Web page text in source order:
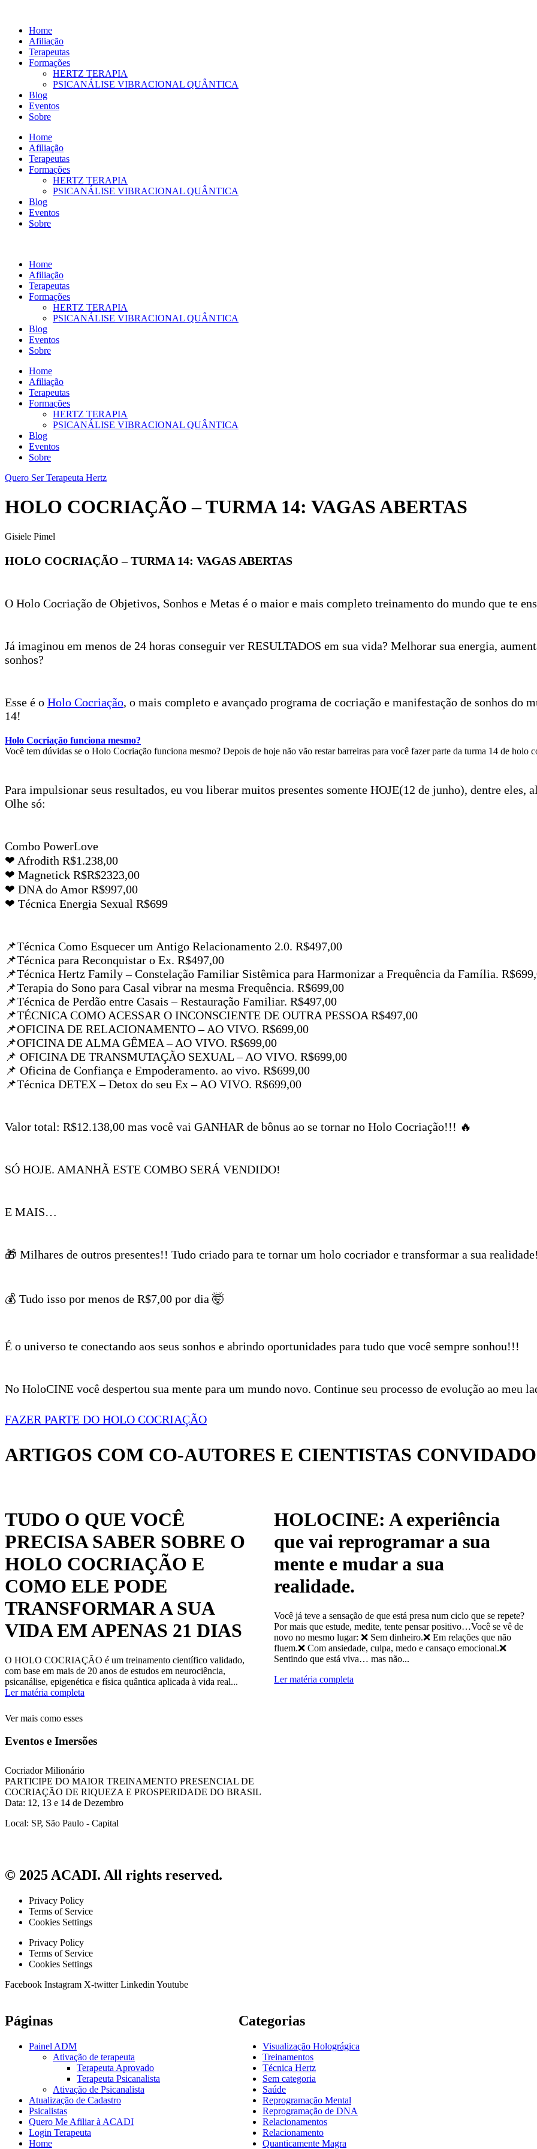
conteúdo
Home
Afiliação
Terapeutas
Formações
HERTZ TERAPIA
PSICANÁLISE VIBRACIONAL QUÂNTICA
Blog
Eventos
Sobre
Home
Afiliação
Terapeutas
Formações
HERTZ TERAPIA
PSICANÁLISE VIBRACIONAL QUÂNTICA
Blog
Eventos
Sobre
Home
Afiliação
Terapeutas
Formações
HERTZ TERAPIA
PSICANÁLISE VIBRACIONAL QUÂNTICA
Blog
Eventos
Sobre
Home
Afiliação
Terapeutas
Formações
HERTZ TERAPIA
PSICANÁLISE VIBRACIONAL QUÂNTICA
Blog
Eventos
Sobre
Quero Ser Terapeuta Hertz
HOLO COCRIAÇÃO – TURMA 14: VAGAS ABERTAS
Gisiele Pimel
HOLO COCRIAÇÃO – TURMA 14: VAGAS ABERTAS
O Holo Cocriação de Objetivos, Sonhos e Metas é o maior e mais completo treinamento do mundo que te
Já imaginou em menos de 24 horas conseguir ver RESULTADOS em sua vida? Melhorar sua energia,
sonhos?
Esse é o Holo Cocriação, o mais completo e avançado programa de cocriação e manifestação de sonhos do
14!
Holo Cocriação funciona mesmo?
Você tem dúvidas se o Holo Cocriação funciona mesmo? Depois de hoje não vão restar barreiras para você fazer parte da turma 14 de holo
Para impulsionar seus resultados, eu vou liberar muitos presentes somente HOJE(12 de junho), dentre eles,
Olhe só:
Combo PowerLove
❤ Afrodith R$1.238,00
❤ Magnetick R$R$2323,00
❤ DNA do Amor R$997,00
❤ Técnica Energia Sexual R$699
📌Técnica Como Esquecer um Antigo Relacionamento 2.0. R$497,00
📌Técnica para Reconquistar o Ex. R$497,00
📌Técnica Hertz Family – Constelação Familiar Sistêmica para Harmonizar a Frequência da Família.
📌Terapia do Sono para Casal vibrar na mesma Frequência. R$699,00
📌Técnica de Perdão entre Casais – Restauração Familiar. R$497,00
📌TÉCNICA COMO ACESSAR O INCONSCIENTE DE OUTRA PESSOA R$497,00
📌OFICINA DE RELACIONAMENTO – AO VIVO. R$699,00
📌OFICINA DE ALMA GÊMEA – AO VIVO. R$699,00
📌 OFICINA DE TRANSMUTAÇÃO SEXUAL – AO VIVO. R$699,00
📌 Oficina de Confiança e Empoderamento. ao vivo. R$699,00
📌Técnica DETEX – Detox do seu Ex – AO VIVO. R$699,00
Valor total: R$12.138,00 mas você vai GANHAR de bônus ao se tornar no Holo Cocriação!!! 🔥
SÓ HOJE. AMANHÃ ESTE COMBO SERÁ VENDIDO!
E MAIS…
🎁 Milhares de outros presentes!! Tudo criado para te tornar um holo cocriador e transformar a sua
💰 Tudo isso por menos de R$7,00 por dia 🤯
É o universo te conectando aos seus sonhos e abrindo oportunidades para tudo que você sempre sonhou!!!
No HoloCINE você despertou sua mente para um mundo novo. Continue seu processo de evolução ao meu
FAZER PARTE DO HOLO COCRIAÇÃO
ARTIGOS COM CO-AUTORES E CIENTISTAS
TUDO O QUE VOCÊ
PRECISA SABER SOBRE O
HOLO COCRIAÇÃO E
COMO ELE PODE
TRANSFORMAR A SUA
VIDA EM APENAS 21 DIAS
O HOLO COCRIAÇÃO é um treinamento científico validado,
com base em mais de 20 anos de estudos em neurociência,
psicanálise, epigenética e física quântica aplicada à vida real...
Ler matéria completa
HOLOCINE: A experiência
que vai reprogramar a sua
mente e mudar a sua
realidade.
Você já teve a sensação de que está presa num ciclo que se repete?
Por mais que estude, medite, tente pensar positivo…Você se vê de
novo no mesmo lugar: ❌ Sem dinheiro.❌ Em relações que não
fluem.❌ Com ansiedade, culpa, medo e cansaço emocional.❌
Sentindo que está viva… mas não...
Ler matéria completa
Ver mais como esses
Eventos e Imersões
Cocriador Milionário
PARTICIPE DO MAIOR TREINAMENTO PRESENCIAL DE
COCRIAÇÃO DE RIQUEZA E PROSPERIDADE DO BRASIL
Data: 12, 13 e 14 de Dezembro
Local: SP, São Paulo - Capital
© 2025 ACADI. All rights reserved.
Privacy Policy
Terms of Service
Cookies Settings
Privacy Policy
Terms of Service
Cookies Settings
Facebook Instagram X-twitter Linkedin Youtube
Páginas
Painel ADM
Ativação de terapeuta
Terapeuta Aprovado
Terapeuta Psicanalista
Ativação de Psicanalista
Atualização de Cadastro
Psicalistas
Quero Me Afiliar à ACADI
Login Terapeuta
Home
Categorias
Visualização Holográgica
Treinamentos
Técnica Hertz
Sem categoria
Saúde
Reprogramação Mental
Reprogramação de DNA
Relacionamentos
Relacionamento
Quanticamente Magra